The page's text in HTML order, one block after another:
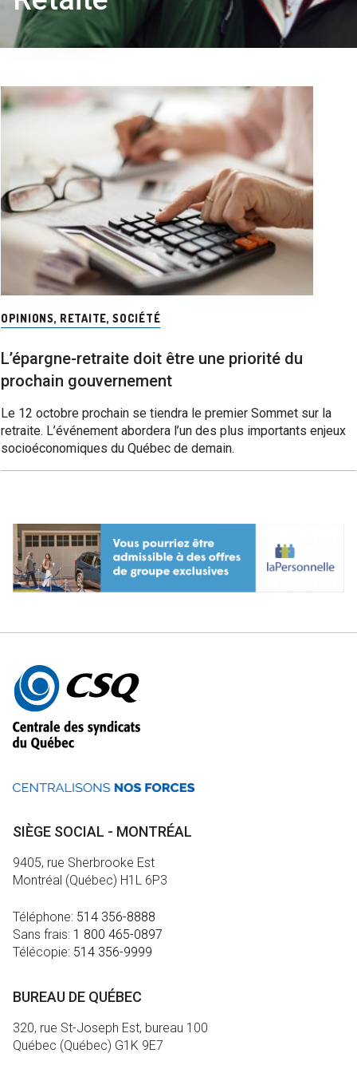
OPINIONS, RETAITE,SOCIÉTÉ
L’épargne-retraite doit être une priorité du
prochain gouvernement
Le 12 octobre prochain se tiendra le premier Sommet sur la
retraite. L’événement abordera l’un des plus importants enjeux
socioéconomiques du Québec de demain.
Autres
informations
SIÈGE SOCIAL - MONTRÉAL
9405, rue Sherbrooke Est
Montréal (Québec) H1L 6P3
Téléphone: 514 356-8888
Sans frais: 1 800 465-0897
Télécopie: 514 356-9999
BUREAU DE QUÉBEC
320, rue St-Joseph Est, bureau 100
Québec (Québec) G1K 9E7